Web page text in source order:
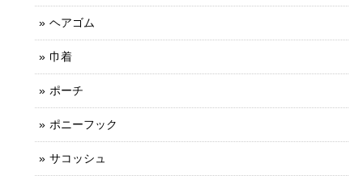
ヘアゴム
巾着
ポーチ
ポニーフック
サコッシュ